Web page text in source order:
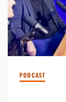
PODCAST